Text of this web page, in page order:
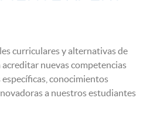
curriculares y alternativas de
nuevas competencias
conocimientos
a nuestros estudiantes